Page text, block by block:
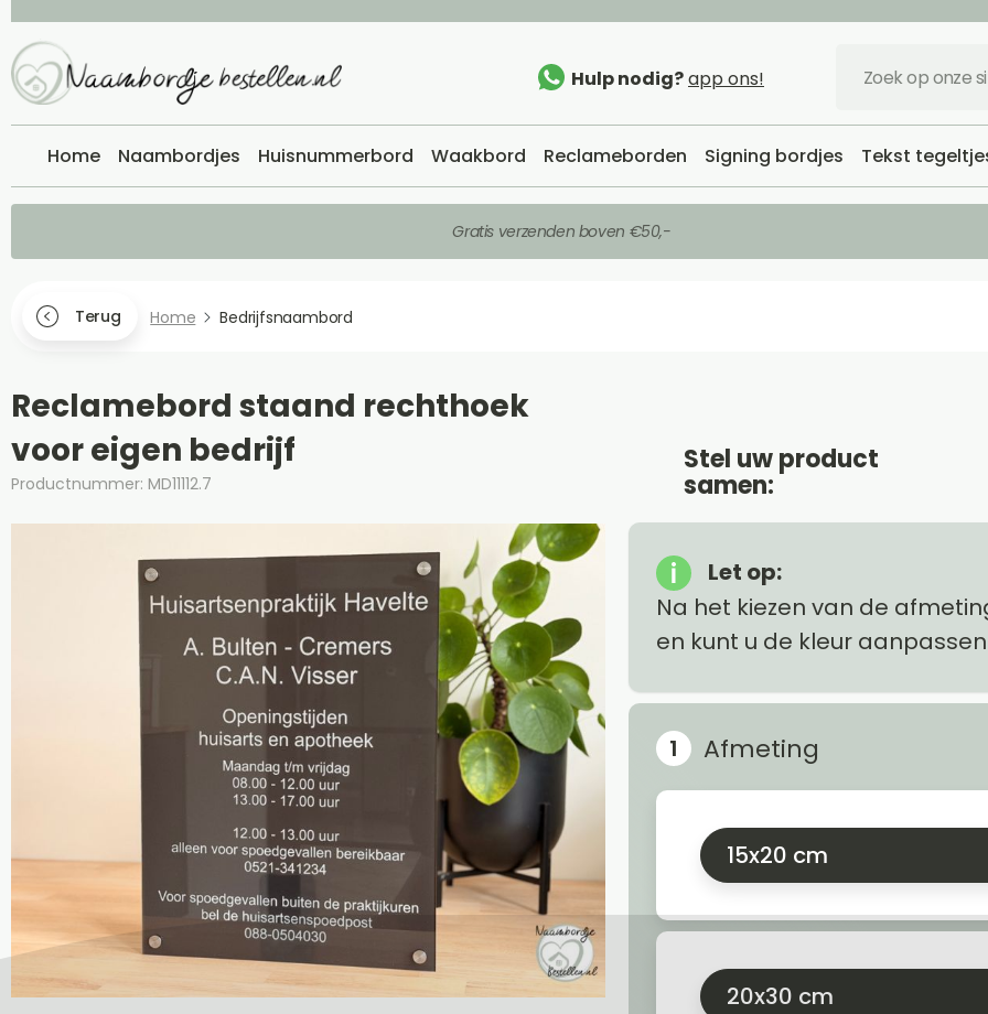
Hulp nodig?app ons!
Home Naambordjes Huisnummerbord Waakbord Reclameborden Signing bordjes Tekst
Gratis verzenden boven €50,-
Terug Home Bedrijfsnaambord
Reclamebord staand rechthoek
voor eigen bedrijf
Productnummer: MD11112.7
Stel uw product
samen:
Let op:
Na het kiezen van de
en kunt u de kleur
Afmeting
15x20 cm
20x30 cm